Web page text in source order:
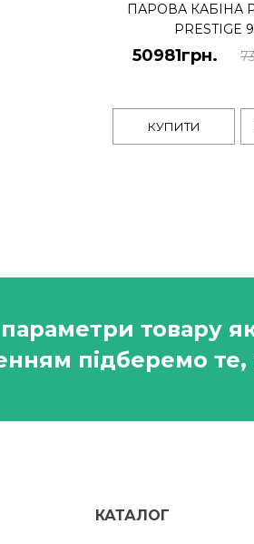
ПАРОВА КАБІНА
PRESTIGE
50981грн.
КУПИТИ
товару
підберемо
КАТАЛОГ